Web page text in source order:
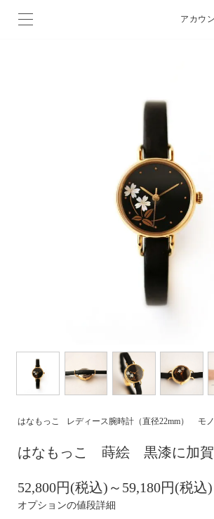
アカウ
はなもっこ レディース腕時計（直径22mm） モ
はなもっこ 蒔絵 黒漆に加賀
52,800円(税込)～59,180円(税込)
オプションの値段詳細